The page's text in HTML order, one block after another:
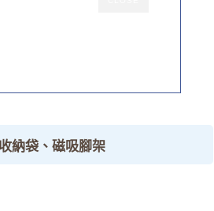
納袋、磁吸腳架